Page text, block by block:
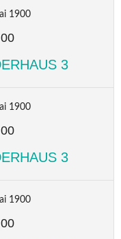
1900
3
1900
3
1900